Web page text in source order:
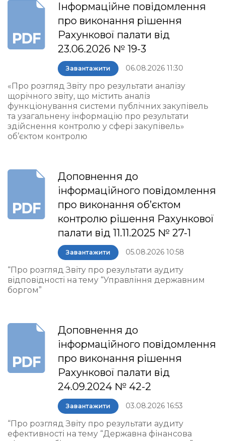
Інформаційне повідомлення
про виконання рішення
Рахункової палати від
23.06.2026 № 19-3
Завантажити 06.08.2026 11:30
«Про розгляд Звіту про результати аналізу
щорічного звіту, що містить аналіз
функціонування системи публічних закупівель
та узагальнену інформацію про результати
здійснення контролю у сфері закупівель»
об’єктом контролю
Доповнення до
інформаційного повідомлення
про виконання об’єктом
контролю рішення Рахункової
палати від 11.11.2025 № 27-1
Завантажити 05.08.2026 10:58
“Про розгляд Звіту про результати аудиту
відповідності на тему “Управління державним
боргом”
Доповнення до
інформаційного повідомлення
про виконання рішення
Рахункової палати від
24.09.2024 № 42-2
Завантажити 03.08.2026 16:53
“Про розгляд Звіту про результати аудиту
ефективності на тему “Державна фінансова